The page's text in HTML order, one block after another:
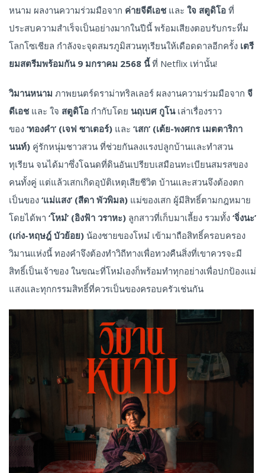
หนาม ผลงานความร่วมมือจาก ค่ายจีดีเอช และ ใจ สตูดิโอ ที่
ประสบความสำเร็จเป็นอย่างมากในปีนี้ พร้อมเสียงตอบรับกระหึ่ม
โลกโซเชียล กำลังจะจุดสมรภูมิสวนทุเรียนให้เดือดดาลอีกครั้ง เตรี
ยมสตรีมพร้อมกัน 9 มกราคม 2568 นี้ที่ Netflix เท่านั้น!
วิมานหนาม ภาพยนตร์ดราม่าทริลเลอร์ ผลงานความร่วมมือจาก จี
ดีเอช และ ใจ สตูดิโอ กำกับโดย นฤเบศ กูโน เล่าเรื่องราว
ของ ‘ทองคำ’ (เจฟ ซาเตอร์) และ ‘เสก’ (เต้ย-พงศกร เมตตาริกา
นนท์) คู่รักหนุ่มชาวสวน ที่ช่วยกันลงแรงปลูกบ้านและทำสวน
ทุเรียน จนได้มาซึ่งโฉนดที่ดินอันเปรียบเสมือนทะเบียนสมรสของ
คนทั้งคู่ แต่แล้วเสกเกิดอุบัติเหตุเสียชีวิต บ้านและสวนจึงต้องตก
เป็นของ ‘แม่แสง’ (สีดา พัวพิมล) แม่ของเสก ผู้มีสิทธิ์ตามกฎหมาย
โดยได้พา ‘โหม๋’ (อิงฟ้า วราหะ) ลูกสาวที่เก็บมาเลี้ยง รวมทั้ง ‘จิ่งนะ’
(เก่ง-หฤษฎ์ บัวย้อย) น้องชายของโหม๋ เข้ามาถือสิทธิ์ครอบครอง
วิมานแห่งนี้ ทองคำจึงต้องทำวิถีทางเพื่อทวงคืนสิ่งที่เขาควรจะมี
สิทธิ์เป็นเจ้าของ ในขณะที่โหม๋เองก็พร้อมทำทุกอย่างเพื่อปกป้องแม่
แสงและทุกกรรมสิทธิ์ที่ควรเป็นของครอบครัวเช่นกัน